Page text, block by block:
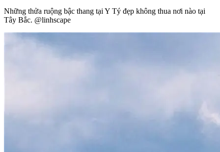
Những thửa ruộng bậc thang tại Y Tý đẹp không thua nơi nào tại
Tây Bắc. @linhscape